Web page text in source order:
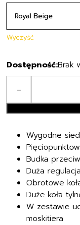
Wyczyść
Brak
-
Wózek
spacerowy
Carrello
Wygodne
Budka
Duża
Obrotowe
Duże koła
W zestawie
moskitiera